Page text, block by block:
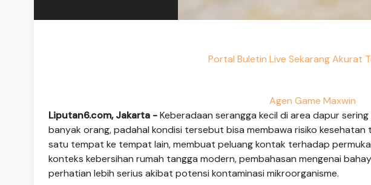
Portal Buletin Live Sekarang Akurat
Agen Game Maxwin
Liputan6.com, Jakarta -Keberadaan serangga kecil di area dapur
banyak orang, padahal kondisi tersebut bisa membawa risiko kesehatan
satu tempat ke tempat lain, membuat peluang kontak terhadap
konteks kebersihan rumah tangga modern, pembahasan mengenai
perhatian lebih serius akibat potensi kontaminasi mikroorganisme.